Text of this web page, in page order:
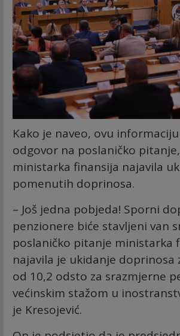
Kako je naveo, ovu
odgovor na poslaničko
ministarka finansija najavila
pomenutih doprinosa.
– Još jedna pobjeda! Sporni
penzionere biće stavljeni van
poslaničko pitanje ministarka
najavila je ukidanje doprinosa
od 10,2 odsto za srazmjerne
većinskim stažom u
je Kresojević.